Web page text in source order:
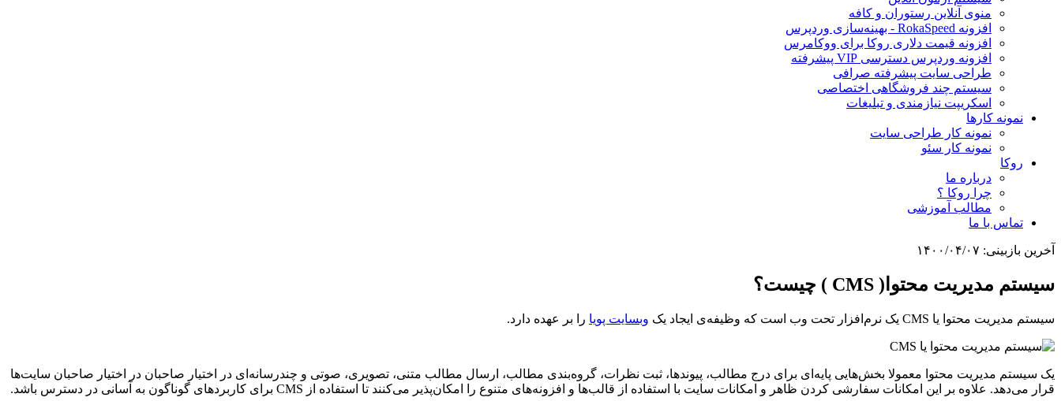
منوی آنلاین رستوران و کافه
افزونه RokaSpeed - بهینه‌سازی وردپرس
افزونه قیمت دلاری روکا برای ووکامرس
افزونه وردپرس دسترسی VIP پیشرفته
طراحی سایت پیشرفته صرافی
سیستم چند فروشگاهی اختصاصی
اسکریپت نیازمندی و تبلیغات
نمونه کارها
نمونه کار طراحی سایت
نمونه کار سئو
روکا
درباره ما
چرا روکا ؟
مطالب آموزشی
تماس با ما
آخرین بازبینی: ۱۴۰۰/۰۴/۰۷
سیستم مدیریت محتوا( CMS ) چیست؟
سیستم مدیریت محتوا یا CMS یک نرم‌افزار تحت وب است که وظیفه‌ی ایجاد یک وبسایت پویا را بر عهده دارد.
یک سیستم مدیریت محتوا معمولا بخش‌هایی پایه‌ای برای درج مطالب، پیوندها، ثبت نظرات، گروه‌بندی مطالب، ارسال مطالب متنی، تصویری، صوتی و چندرسانه‌ای در اختیار صاحبان در اختیار صاحبان سایت‌ها
قرار می‌دهد. علاوه بر این امکانات سفارشی کردن ظاهر و امکانات سایت با استفاده از قالب‌ها و افزونه‌های متنوع را امکان‌پذیر می‌کنند تا استفاده از CMS برای کاربردهای گوناگون به آسانی در دسترس باشد.